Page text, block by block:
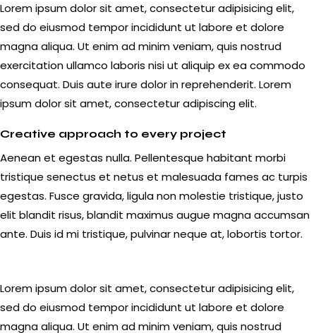
Lorem ipsum dolor sit amet, consectetur adipisicing elit,
sed do eiusmod tempor incididunt ut labore et dolore
magna aliqua. Ut enim ad minim veniam, quis nostrud
exercitation ullamco laboris nisi ut aliquip ex ea commodo
consequat. Duis aute irure dolor in reprehenderit. Lorem
ipsum dolor sit amet, consectetur adipiscing elit.
Creative approach to every project
Aenean et egestas nulla. Pellentesque habitant morbi
tristique senectus et netus et malesuada fames ac turpis
egestas. Fusce gravida, ligula non molestie tristique, justo
elit blandit risus, blandit maximus augue magna accumsan
ante. Duis id mi tristique, pulvinar neque at, lobortis tortor.
t
e
Lorem ipsum dolor sit amet, consectetur adipisicing elit,
sed do eiusmod tempor incididunt ut labore et dolore
magna aliqua. Ut enim ad minim veniam, quis nostrud